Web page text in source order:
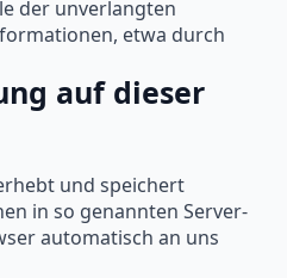
der unverlangten
etwa durch
auf dieser
und speichert
in so genannten Server-
automatisch an uns